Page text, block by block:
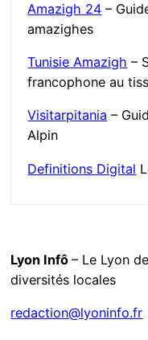
Amazigh 24 –
amazighes
Tunisie Amazigh –
francophone au
Visitarpitania –
Alpin
Definitions Digital
Lyon Infô– Le Lyon
diversités locales
redaction@lyoninfo.fr